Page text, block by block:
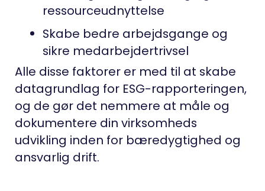
ressourceudnyttelse
Skabe bedre arbejdsgange og
sikre medarbejdertrivsel
Alle disse faktorer er med til at skabe
datagrundlag for ESG-rapporteringen,
og de gør det nemmere at måle og
dokumentere din virksomheds
udvikling inden for bæredygtighed og
ansvarlig drift.